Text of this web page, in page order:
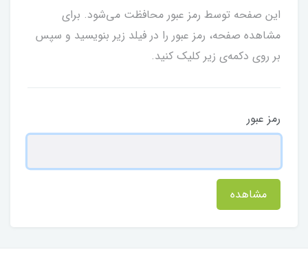
این صفحه توسط رمز عبور محافظت می‌شود. برای
مشاهده صفحه، رمز عبور را در فیلد زیر بنویسید و سپس
بر روی دکمه‌ی زیر کلیک کنید.
رمز عبور
مشاهده